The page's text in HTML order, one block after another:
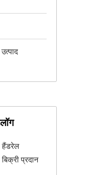
हैंडरेल
प्रदान